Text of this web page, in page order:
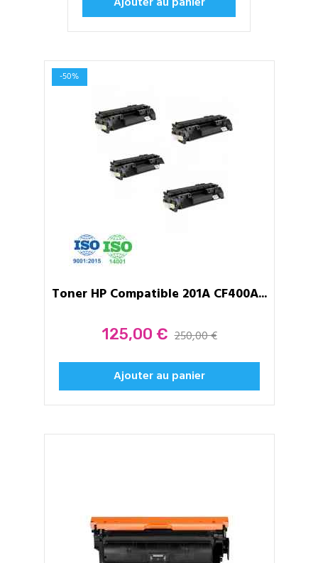
Toner HP Compatible 201A CF400A...
Prix
125,00 € 250,00 €
Ajouter au panier
-50%